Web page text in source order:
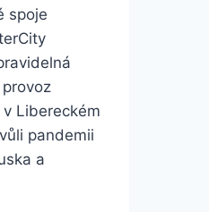
spoje
Libereckém
pandemii
a